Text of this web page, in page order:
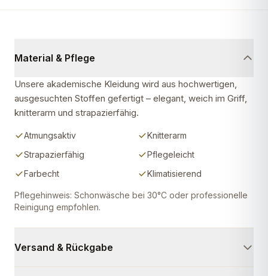
Material & Pflege
Unsere akademische Kleidung wird aus hochwertigen,
ausgesuchten Stoffen gefertigt – elegant, weich im Griff,
knitterarm und strapazierfähig.
Atmungsaktiv
Knitterarm
Strapazierfähig
Pflegeleicht
Farbecht
Klimatisierend
Pflegehinweis: Schonwäsche bei 30°C oder professionelle
Reinigung empfohlen.
Versand & Rückgabe